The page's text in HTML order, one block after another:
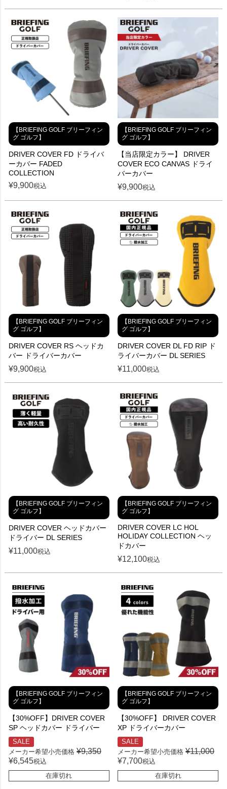
【BRIEFING GOLF ブリーフィン
グ ゴルフ】
DRIVER COVER FD ドライバ
ーカバー FADED
COLLECTION
¥9,900税込
【BRIEFING GOLF ブリーフィン
グ ゴルフ】
【当店限定カラー】 DRIVER
COVER ECO CANVAS ドライ
バーカバー
¥9,900税込
【BRIEFING GOLF ブリーフィン
グ ゴルフ】
DRIVER COVER RS ヘッドカ
バー ドライバーカバー
¥9,900税込
【BRIEFING GOLF ブリーフィン
グ ゴルフ】
DRIVER COVER DL FD RIP ド
ライバーカバー DL SERIES
¥11,000税込
【BRIEFING GOLF ブリーフィン
グ ゴルフ】
DRIVER COVER ヘッドカバー
ドライバー DL SERIES
¥11,000税込
【BRIEFING GOLF ブリーフィン
グ ゴルフ】
DRIVER COVER LC HOL
HOLIDAY COLLECTION ヘッ
ドカバー
¥12,100税込
【BRIEFING GOLF ブリーフィン
グ ゴルフ】
【30%OFF】DRIVER COVER
SP ヘッドカバー ドライバー
SALE
メーカー希望小売価格 ¥9,350
¥6,545税込
在庫切れ
【BRIEFING GOLF ブリーフィン
グ ゴルフ】
【30%OFF】 DRIVER COVER
XP ドライバーカバー
SALE
メーカー希望小売価格 ¥11,000
¥7,700税込
在庫切れ